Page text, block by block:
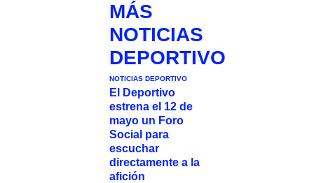
MÁS
NOTICIAS
DEPORTIVO
NOTICIAS DEPORTIVO
El Deportivo
estrena el 12 de
mayo un Foro
Social para
escuchar
directamente a la
afición